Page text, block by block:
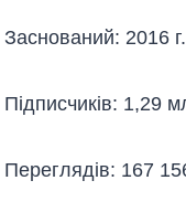
Заснований: 2016 г.
Підписчиків: 1,29
Переглядів: 167